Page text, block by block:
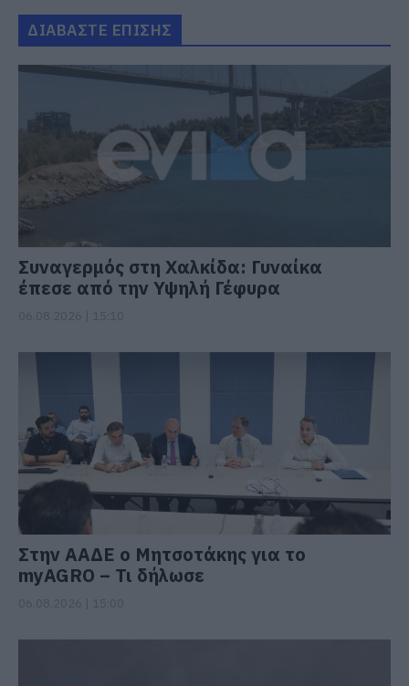
ΔΙΑΒΑΣΤΕ ΕΠΙΣΗΣ
Συναγερμός στη Χαλκίδα: Γυναίκα
έπεσε από την Υψηλή Γέφυρα
Στην ΑΑΔΕ ο Μητσοτάκης για το
myAGRO – Τι δήλωσε